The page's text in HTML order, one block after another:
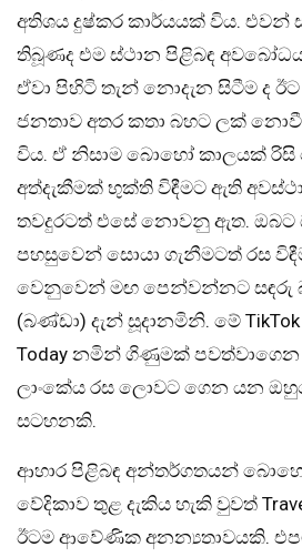
අතිශය දුෂ්කර කාර්යයක් විය.
තිබූණද එම ස්ථාන පිළිබඳ
ඒවා පිහිටි තැන් නොදැන සිටීම ද
ජනතාව අතර කතා බහට ලක්
විය. ඒ නිසාම බොහෝ කාලයක් රිසි
අත්දැකීමක් භුක්ති විඳීමට ඇති
තවදුරටත් එසේ නොවනු ඇත. ඔබට
පහසුවෙන් සොයා ගැනීමටත් රස
වෙනුවෙන් මඟ පෙන්වන්නට සඳරු
(බණ්ඩා) දැන් සූදානමිනි. මේ
Today නමින් ගිණුමක් පවත්වාගෙන
ලාංකේය රස ලොවට ගෙන යන
සටහනකි.
ආහාර පිළිබඳ අන්තර්ගතයන්
වේදිකාව තුළ දැකිය හැකි වුවත්
ඊටම ආවේණික අනන්‍යතාවයකි.